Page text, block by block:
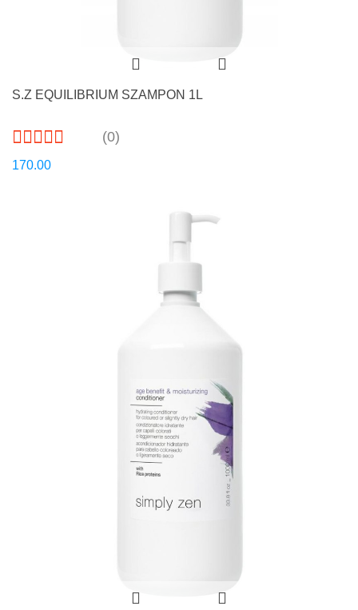
S.Z EQUILIBRIUM SZAMPON 1L
(0)
170.00